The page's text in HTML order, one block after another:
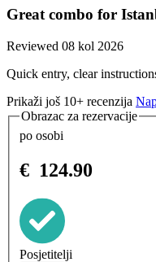
Great combo for
Reviewed 08 kol 2026
Quick entry, clear
Prikaži još 10+ recenzija
Obrazac za rezervacije
po osobi
€ 124.90
Posjetitelji